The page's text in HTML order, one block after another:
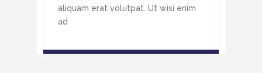
aliquam erat volutpat. Ut wisi enim
ad